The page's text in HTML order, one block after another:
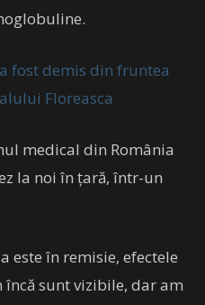
fost demis din fruntea
Floreasca
medical din România
la noi în țară, într-un
este în remisie, efectele
sunt vizibile, dar am